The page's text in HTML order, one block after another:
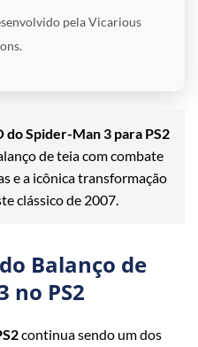
pela Vicarious
do Spider-Man 3 para PS2
de teia com combate
e a icônica transformação
clássico de 2007.
Balanço de
no PS2
continua sendo um dos